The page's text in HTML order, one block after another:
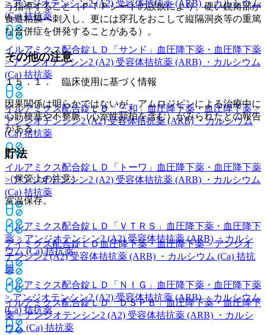
> アンジオテンシン2 (A2) 受容体拮抗薬 (ARB) ・カルシウム
(Ca) 拮抗薬
イルアミクス配合錠ＬＤ「サンド」
血圧降下薬・血圧降下薬
> アンジオテンシン2 (A2) 受容体拮抗薬 (ARB) ・カルシウム
(Ca) 拮抗薬
イルアミクス配合錠ＬＤ「三和」 血圧降下薬・血圧降下薬 >
アンジオテンシン2 (A2) 受容体拮抗薬 (ARB) ・カルシウム
(Ca) 拮抗薬
イルアミクス配合錠ＬＤ「トーワ」
血圧降下薬・血圧降下薬
> アンジオテンシン2 (A2) 受容体拮抗薬 (ARB) ・カルシウム
(Ca) 拮抗薬
イルアミクス配合錠ＬＤ「ＶＴＲＳ」
血圧降下薬・血圧降下
薬 > アンジオテンシン2 (A2) 受容体拮抗薬 (ARB) ・カルシ
ウム (Ca) 拮抗薬
イルアミクス配合錠ＬＤ「ＮＩＧ」
血圧降下薬・血圧降下薬
> アンジオテンシン2 (A2) 受容体拮抗薬 (ARB) ・カルシウム
(Ca) 拮抗薬
う指導すること（ＰＴＰシートの誤飲により、硬い鋭角部が
食道粘膜へ刺入し、更には穿孔をおこして縦隔洞炎等の重篤
な合併症を併発することがある）。
その他の注意
１５．１． 臨床使用に基づく情報
因果関係は明らかではないが、アムロジピンによる治療中に
心筋梗塞や不整脈（心室性頻拍を含む）がみられたとの報告
がある。
貯法
（保管上の注意）
室温保存。
アイミクス配合錠ＬＤ血圧降下薬・血圧降下薬 > アンジオ
テンシン2 (A2) 受容体拮抗薬 (ARB) ・カルシウム (Ca) 拮抗
薬
イルアミクス配合錠ＬＤ「ＤＳＰＢ」血圧降下薬・血圧降下
薬 > アンジオテンシン2 (A2) 受容体拮抗薬 (ARB) ・カルシ
ウム (Ca) 拮抗薬